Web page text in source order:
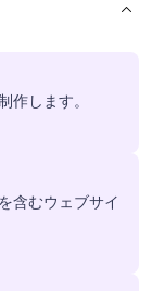
作します。
含むウェブサイ